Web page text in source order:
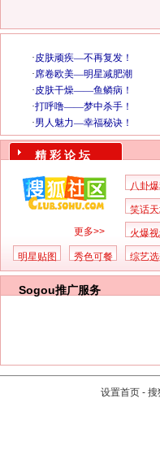
精 彩 论 坛
更多>>
八卦
笑话
火爆
明星贴图 秀色可餐 综艺
Sogou推广服务
设置首页 - 搜